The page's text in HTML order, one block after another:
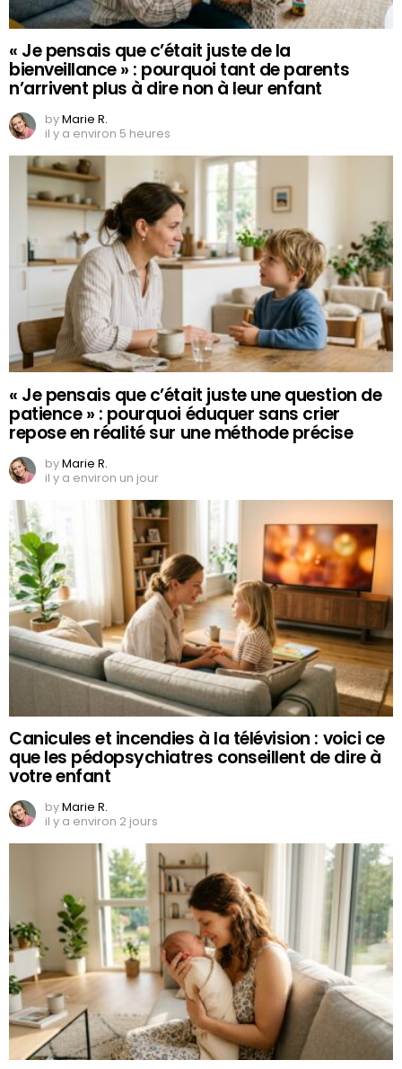
« Je pensais que c’était juste de la
bienveillance » : pourquoi tant de parents
n’arrivent plus à dire non à leur enfant
byMarie R.
il y a environ 5 heures
« Je pensais que c’était juste une question de
patience » : pourquoi éduquer sans crier
repose en réalité sur une méthode précise
byMarie R.
il y a environ un jour
Canicules et incendies à la télévision : voici ce
que les pédopsychiatres conseillent de dire à
votre enfant
byMarie R.
il y a environ 2 jours